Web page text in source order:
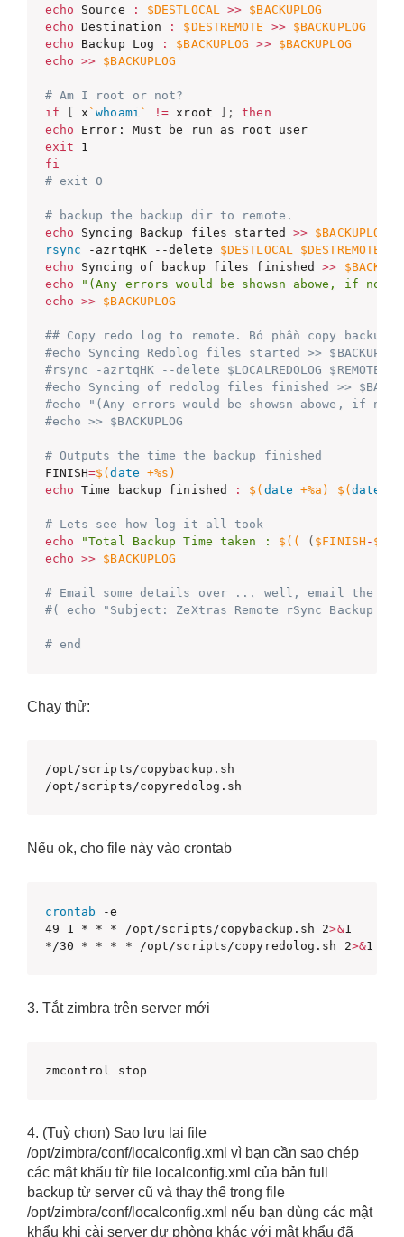
echo Source : $DESTLOCAL >> $BACKUPLOG
echo Destination : $DESTREMOTE >>
$BACKUPLOG
echo Backup Log : $BACKUPLOG >>
$BACKUPLOG
echo
>> $BACKUPLOG
# Am I root or not?
if
x `whoami ` != xroot ;
then
echo
exit
fi
# exit 0
# backup the backup dir to remote.
echo Syncing Backup files started >> $BACKUPLOG
rsync -azrtqHK --delete $DESTLOCAL $DESTREMOTE
echo Syncing of backup files finished >>
echo
"(Any errors would be showsn abowe, if
echo
>> $BACKUPLOG
## Copy redo log to remote. Bỏ phần copy
#echo Syncing Redolog files started >> $BACKUPLOG
#rsync -azrtqHK --delete $LOCALREDOLOG
#echo Syncing of redolog files finished >>
#echo "(Any errors would be showsn abowe, if
#echo >> $BACKUPLOG
# Outputs the time the backup finished
FINISH=$(date +%s )
echo Time backup finished : $( date +%a ) $( date
# Lets see how log it all took
echo
"Total Backup Time taken : $(( ( $FINISH -
echo
>> $BACKUPLOG
# Email some details over ... well, email the
#( echo "Subject: ZeXtras Remote rSync Backup
# end
Chạy thử:
/opt/scripts/copybackup.sh
/opt/scripts/copyredolog.sh
Nếu ok, cho file này vào crontab
crontab -e
49 1 * * * /opt/scripts/copybackup.sh 2>&1
*/30 * * * * /opt/scripts/copyredolog.sh 2>&1
3. Tắt zimbra trên server mới
zmcontrol stop
4. (Tuỳ chọn) Sao lưu lại file
/opt/zimbra/conf/localconfig.xml vì bạn cần sao chép
các mật khẩu từ file localconfig.xml của bản full
backup từ server cũ và thay thế trong file
/opt/zimbra/conf/localconfig.xml nếu bạn dùng các mật
khẩu khi cài server dự phòng khác với mật khẩu đã